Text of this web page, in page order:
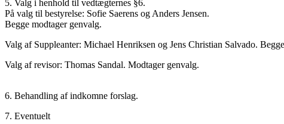
5. Valg i henhold til vedtægternes §6.
På valg til bestyrelse: Sofie Saerens og Anders Jensen.
Begge modtager genvalg.
Valg af Suppleanter: Michael Henriksen og Jens Christian Salvado.
Valg af revisor: Thomas Sandal. Modtager genvalg.
6. Behandling af indkomne forslag.
7. Eventuelt